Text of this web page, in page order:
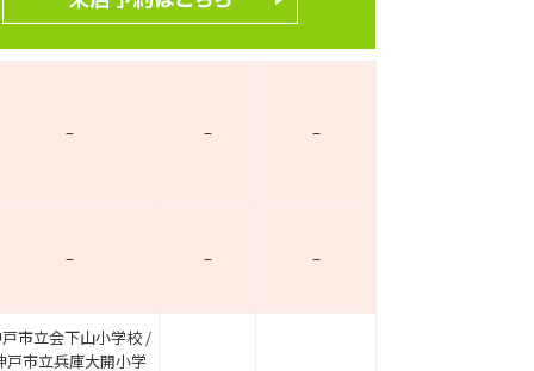
– – –
– – –
市立会下山小学校 /
戸市立兵庫大開小学